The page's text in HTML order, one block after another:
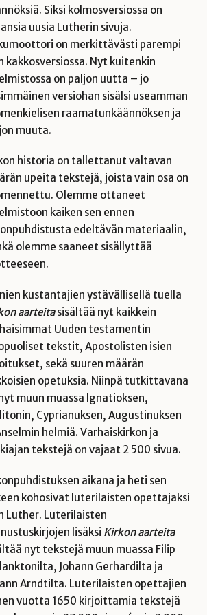
Siksi kolmosversiossa on
uusia Lutherin sivuja.
on merkittävästi parempi
kakkosversiossa. Nyt kuitenkin
on paljon uutta – jo
versiohan sisälsi useamman
raamatunkäännöksen ja
muuta.
historia on tallettanut valtavan
upeita tekstejä, joista vain osa on
Olemme ottaneet
kaiken sen ennen
edeltävän materiaalin,
olemme saaneet sisällyttää
kustantajien ystävällisellä tuella
aarteitasisältää nyt kaikkein
Uuden testamentin
tekstit, Apostolisten isien
sekä suuren määrän
opetuksia. Niinpä tutkittavana
muun muassa Ignatioksen,
Cyprianuksen, Augustinuksen
helmiä. Varhaiskirkon ja
tekstejä on vajaat 2 500 sivua.
aikana ja heti sen
kohosivat luterilaisten opettajaksi
Luther. Luterilaisten
lisäksi Kirkon aarteita
nyt tekstejä muun muassa Filip
Johann Gerhardilta ja
Arndtilta. Luterilaisten opettajien
vuotta 1650 kirjoittamia tekstejä